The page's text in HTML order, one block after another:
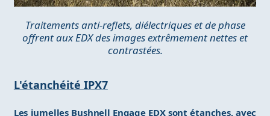
Traitements anti-reflets, diélectriques et de phase
offrent aux EDX des images extrêmement nettes et
contrastées.
L'étanchéité IPX7
Les jumelles Bushnell Engage EDX sont étanches, avec